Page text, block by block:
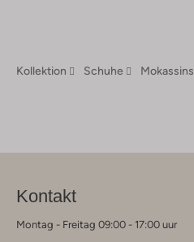
Kollektion Schuhe Mokassins
Kontakt
Montag - Freitag 09:00 - 17:00 uur